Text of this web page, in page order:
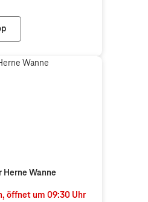
Shop Bochum
Herne Wanne
öffnet um 09:30 Uhr